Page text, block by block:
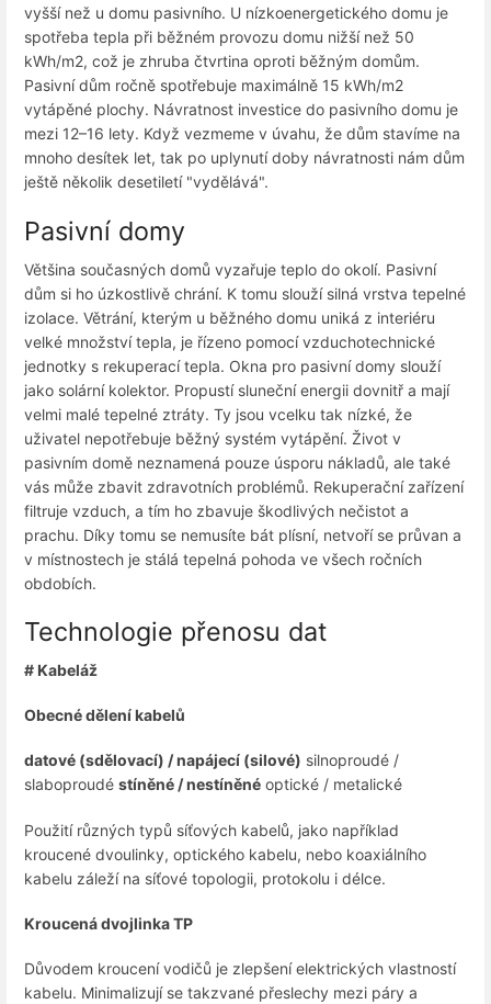
vyšší než u domu pasivního. U nízkoenergetického domu je
spotřeba tepla při běžném provozu domu nižší než 50
kWh/m2, což je zhruba čtvrtina oproti běžným domům.
Pasivní dům ročně spotřebuje maximálně 15 kWh/m2
vytápěné plochy. Návratnost investice do pasivního domu je
mezi 12–16 lety. Když vezmeme v úvahu, že dům stavíme na
mnoho desítek let, tak po uplynutí doby návratnosti nám dům
ještě několik desetiletí "vydělává".
Pasivní domy
Většina současných domů vyzařuje teplo do okolí. Pasivní
dům si ho úzkostlivě chrání. K tomu slouží silná vrstva tepelné
izolace. Větrání, kterým u běžného domu uniká z interiéru
velké množství tepla, je řízeno pomocí vzduchotechnické
jednotky s rekuperací tepla. Okna pro pasivní domy slouží
jako solární kolektor. Propustí sluneční energii dovnitř a mají
velmi malé tepelné ztráty. Ty jsou vcelku tak nízké, že
uživatel nepotřebuje běžný systém vytápění. Život v
pasivním domě neznamená pouze úsporu nákladů, ale také
vás může zbavit zdravotních problémů. Rekuperační zařízení
filtruje vzduch, a tím ho zbavuje škodlivých nečistot a
prachu. Díky tomu se nemusíte bát plísní, netvoří se průvan a
v místnostech je stálá tepelná pohoda ve všech ročních
obdobích.
Technologie přenosu dat
# Kabeláž
Obecné dělení kabelů
datové (sdělovací) / napájecí (silové) silnoproudé /
slaboproudé stíněné / nestíněné optické / metalické
Použití různých typů síťových kabelů, jako například
kroucené dvoulinky, optického kabelu, nebo koaxiálního
kabelu záleží na síťové topologii, protokolu i délce.
Kroucená dvojlinka TP
Důvodem kroucení vodičů je zlepšení elektrických vlastností
kabelu. Minimalizují se takzvané přeslechy mezi páry a